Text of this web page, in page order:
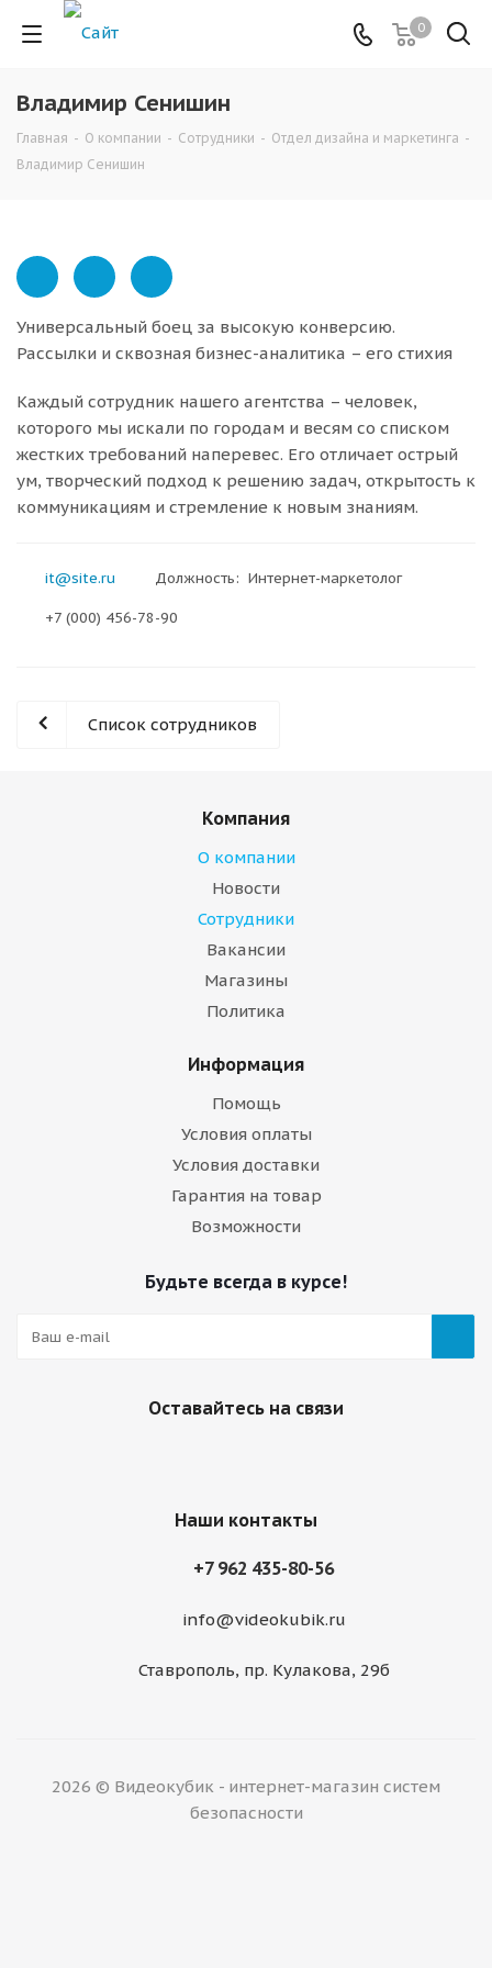
0
Владимир Сенишин
Главная - О компании - Сотрудники - Отдел дизайна и маркетинга -
Владимир Сенишин
Универсальный боец за высокую конверсию.
Рассылки и сквозная бизнес-аналитика – его стихия
Каждый сотрудник нашего агентства – человек,
которого мы искали по городам и весям со списком
жестких требований наперевес. Его отличает острый
ум, творческий подход к решению задач, открытость к
коммуникациям и стремление к новым знаниям.
it@site.ru Должность: Интернет-маркетолог
+7 (000) 456-78-90
Список сотрудников
Компания
О компании
Новости
Сотрудники
Вакансии
Магазины
Политика
Информация
Помощь
Условия оплаты
Условия доставки
Гарантия на товар
Возможности
Будьте всегда в курсе!
Оставайтесь на связи
Наши контакты
+7 962 435-80-56
info@videokubik.ru
Ставрополь, ​пр. Кулакова, 29б
2026 © Видеокубик - интернет-магазин систем
безопасности